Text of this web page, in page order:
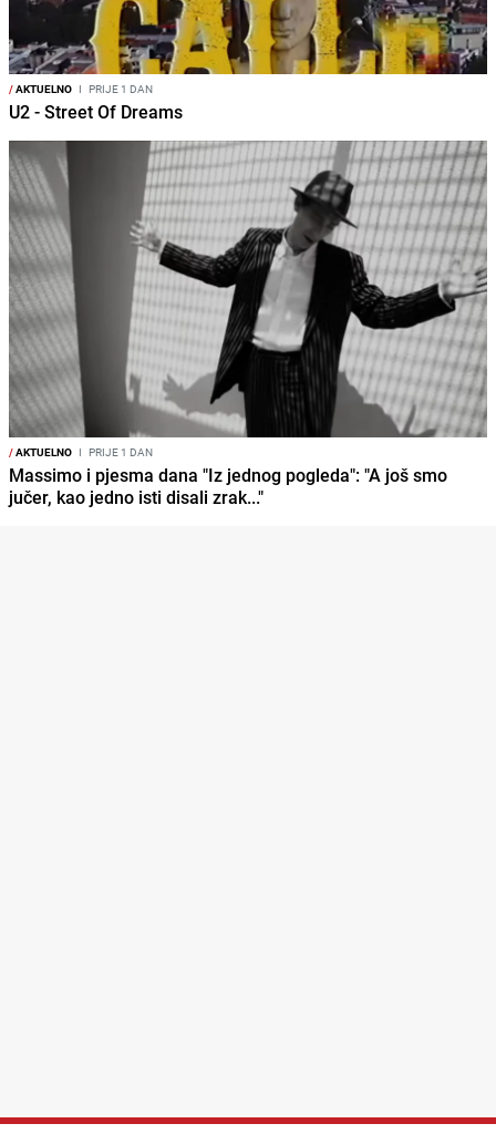
/AKTUELNO I PRIJE 1 DAN
U2 - Street Of Dreams
/AKTUELNO I PRIJE 1 DAN
Massimo i pjesma dana "Iz jednog pogleda": "A još smo
jučer, kao jedno isti disali zrak..."